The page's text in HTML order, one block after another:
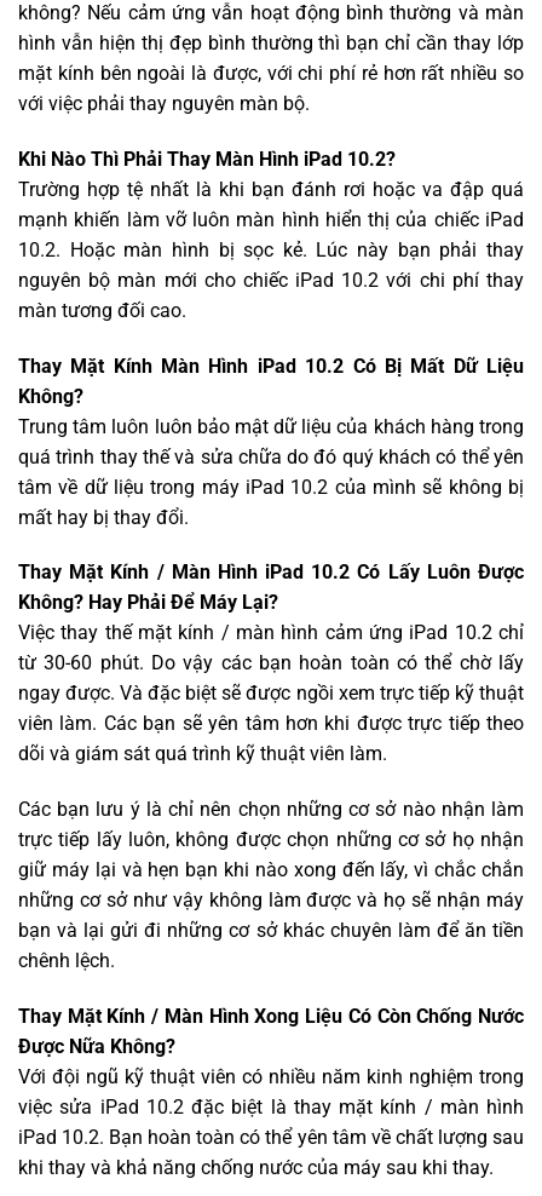
không? Nếu cảm ứng vẫn hoạt động bình thường và màn
hình vẫn hiện thị đẹp bình thường thì bạn chỉ cần thay lớp
mặt kính bên ngoài là được, với chi phí rẻ hơn rất nhiều so
với việc phải thay nguyên màn bộ.
Khi Nào Thì Phải Thay Màn Hình iPad 10.2?
Trường hợp tệ nhất là khi bạn đánh rơi hoặc va đập quá
mạnh khiến làm vỡ luôn màn hình hiển thị của chiếc iPad
10.2. Hoặc màn hình bị sọc kẻ. Lúc này bạn phải thay
nguyên bộ màn mới cho chiếc iPad 10.2 với chi phí thay
màn tương đối cao.
Thay Mặt Kính Màn Hình iPad 10.2 Có Bị Mất Dữ Liệu
Không?
Trung tâm luôn luôn bảo mật dữ liệu của khách hàng trong
quá trình thay thế và sửa chữa do đó quý khách có thể yên
tâm về dữ liệu trong máy iPad 10.2 của mình sẽ không bị
mất hay bị thay đổi.
Thay Mặt Kính / Màn Hình iPad 10.2 Có Lấy Luôn Được
Không? Hay Phải Để Máy Lại?
Việc thay thế mặt kính / màn hình cảm ứng iPad 10.2 chỉ
từ 30-60 phút. Do vậy các bạn hoàn toàn có thể chờ lấy
ngay được. Và đặc biệt sẽ được ngồi xem trực tiếp kỹ thuật
viên làm. Các bạn sẽ yên tâm hơn khi được trực tiếp theo
dõi và giám sát quá trình kỹ thuật viên làm.
Các bạn lưu ý là chỉ nên chọn những cơ sở nào nhận làm
trực tiếp lấy luôn, không được chọn những cơ sở họ nhận
giữ máy lại và hẹn bạn khi nào xong đến lấy, vì chắc chắn
những cơ sở như vậy không làm được và họ sẽ nhận máy
bạn và lại gửi đi những cơ sở khác chuyên làm để ăn tiền
chênh lệch.
Thay Mặt Kính / Màn Hình Xong Liệu Có Còn Chống Nước
Được Nữa Không?
Với đội ngũ kỹ thuật viên có nhiều năm kinh nghiệm trong
việc sửa iPad 10.2 đặc biệt là thay mặt kính / màn hình
iPad 10.2. Bạn hoàn toàn có thể yên tâm về chất lượng sau
khi thay và khả năng chống nước của máy sau khi thay.